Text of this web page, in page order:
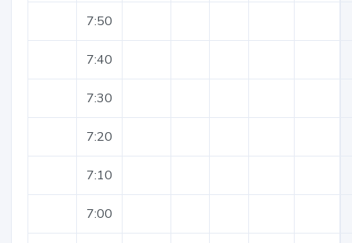
7:50
7:40
7:30
7:20
7:10
7:00